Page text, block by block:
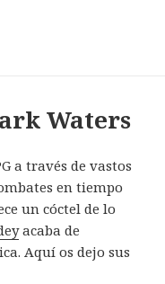
Waters
a través de vastos
en tiempo
un cóctel de lo
acaba de
Aquí os dejo sus